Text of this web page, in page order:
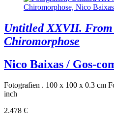
Untitled XXVII. From
Chiromorphose
Nico Baixas / Gos-
Fotografien . 100 x 100 x 0.3 cm
inch
2.478 €